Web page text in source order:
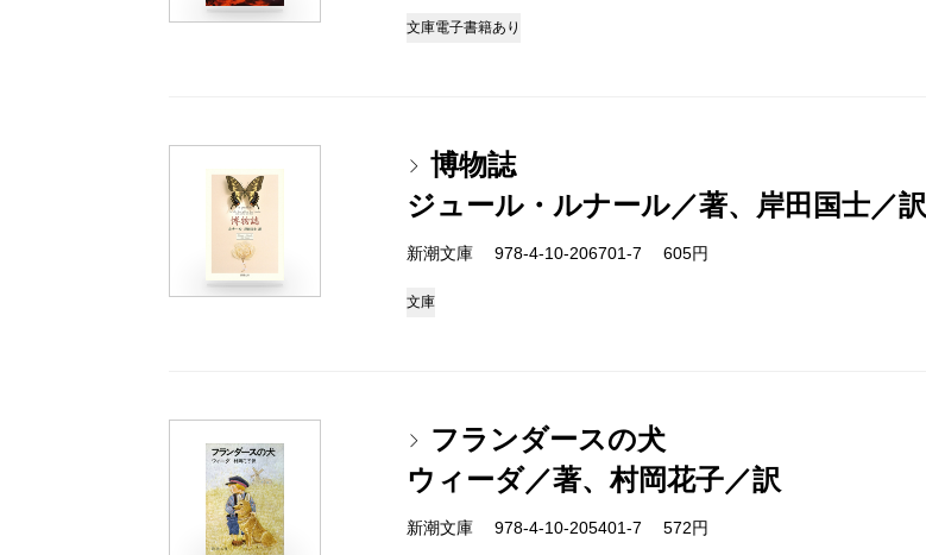
文庫電子書籍あり
博物誌
ジュール・ルナール／著、岸田国士／訳
新潮文庫 978-4-10-206701-7 605円
文庫
フランダースの犬
ウィーダ／著、村岡花子／訳
新潮文庫 978-4-10-205401-7 572円